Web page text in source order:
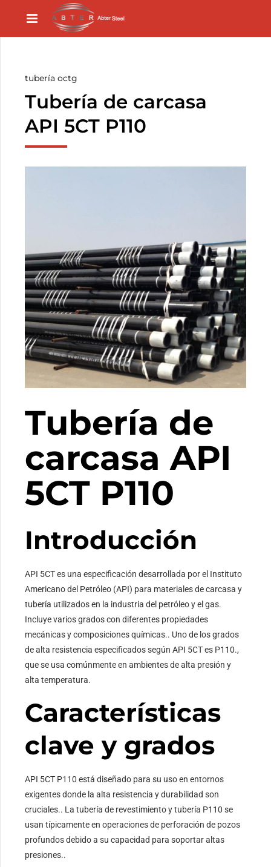
tubería octg
Tubería de carcasa
API 5CT P110
Tubería de
carcasa API
5CT P110
Introducción
API 5CT es una especificación desarrollada por el Instituto
Americano del Petróleo (API) para materiales de carcasa y
tubería utilizados en la industria del petróleo y el gas.
Incluye varios grados con diferentes propiedades
mecánicas y composiciones químicas.. Uno de los grados
de alta resistencia especificados según API 5CT es P110.,
que se usa comúnmente en ambientes de alta presión y
alta temperatura.
Características
clave y grados
API 5CT P110 está diseñado para su uso en entornos
exigentes donde la alta resistencia y durabilidad son
cruciales.. La tubería de revestimiento y tubería P110 se
usan típicamente en operaciones de perforación de pozos
profundos debido a su capacidad para soportar altas
presiones..